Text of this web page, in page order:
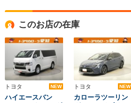
このお店の在庫
トヨタ NEW
ハイエースバン
トヨタ NEW
カローラツーリン